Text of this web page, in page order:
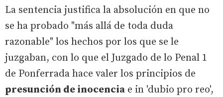
La sentencia justifica la absolución en que no
se ha probado "más allá de toda duda
razonable" los hechos por los que se le
juzgaban, con lo que el Juzgado de lo Penal 1
de Ponferrada hace valer los principios de
presunción de inocencia e in 'dubio pro reo',